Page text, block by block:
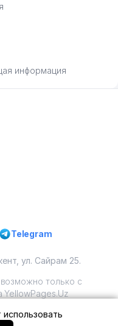
информация
Telegram
ул. Сайрам 25.
только с
YellowPages.Uz
2009 - 2026 / ООО